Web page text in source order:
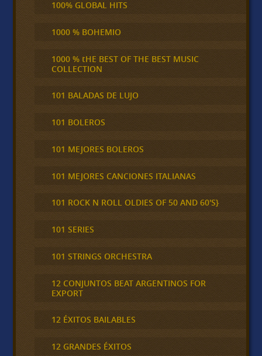
100% GLOBAL HITS
1000 % BOHEMIO
1000 % tHE BEST OF THE BEST MUSIC
COLLECTION
101 BALADAS DE LUJO
101 BOLEROS
101 MEJORES BOLEROS
101 MEJORES CANCIONES ITALIANAS
101 ROCK N ROLL OLDIES OF 50 AND 60'S}
101 SERIES
101 STRINGS ORCHESTRA
12 CONJUNTOS BEAT ARGENTINOS FOR
EXPORT
12 ÉXITOS BAILABLES
12 GRANDES ÉXITOS